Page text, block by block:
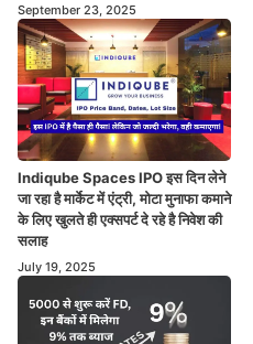
September 23, 2025
Indiqube Spaces IPO इस दिन लेने
जा रहा है मार्केट में एंट्री, मोटा मुनाफा कमाने
के लिए खुलते ही एक्सपर्ट दे रहे है निवेश की
सलाह
July 19, 2025